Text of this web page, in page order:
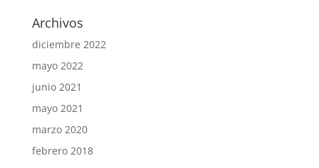
Archivos
diciembre 2022
mayo 2022
junio 2021
mayo 2021
marzo 2020
febrero 2018